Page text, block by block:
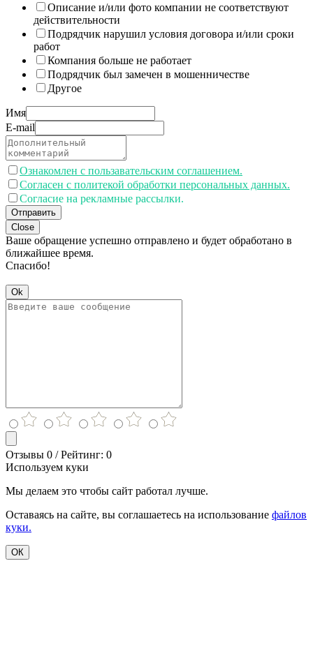
Описание и/или фото компании не соответствуют
действительности
Подрядчик нарушил условия договора и/или сроки
работ
Компания больше не работает
Подрядчик был замечен в мошенничестве
Другое
Имя
E-mail
Ознакомлен с пользавательским соглашением.
Согласен с политекой обработки персональных данных.
Согласие на рекламные рассылки.
Отправить
Close
Ваше обращение успешно отправлено и будет обработано в
ближайшее время.
Спасибо!
Ok
Отзывы 0 / Рейтинг: 0
Используем куки
Мы делаем это чтобы сайт работал лучше.
Оставаясь на сайте, вы соглашаетесь на использование файлов
куки.
ОК